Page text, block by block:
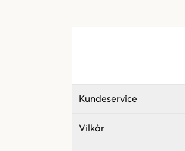
Kundeservice
Vilkår